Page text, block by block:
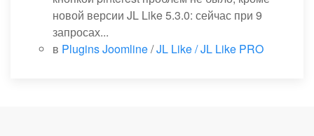
новой версии JL Like 5.3.0: сейчас при 9
запросах...
в Plugins Joomline/JL Like / JL Like PRO